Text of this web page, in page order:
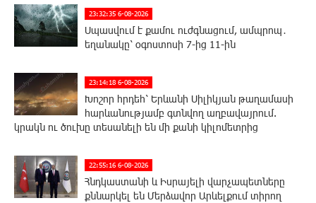
23:32:35 6-08-2026
Սպասվում է քամու ուժգնացում, ամպրոպ․
եղանակը՝ օգոստոսի 7-ից 11-ին
23:14:18 6-08-2026
Խոշոր հրդեհ՝ Երևանի Սիլիկյան թաղամասի
հարևանությամբ գտնվող աղբավայրում.
կրակն ու ծուխը տեսանելի են մի քանի կիլոմետրից
22:55:16 6-08-2026
Հնդկաստանի և Իսրայելի վարչապետները
քննարկել են Մերձավոր Արևելքում տիրող